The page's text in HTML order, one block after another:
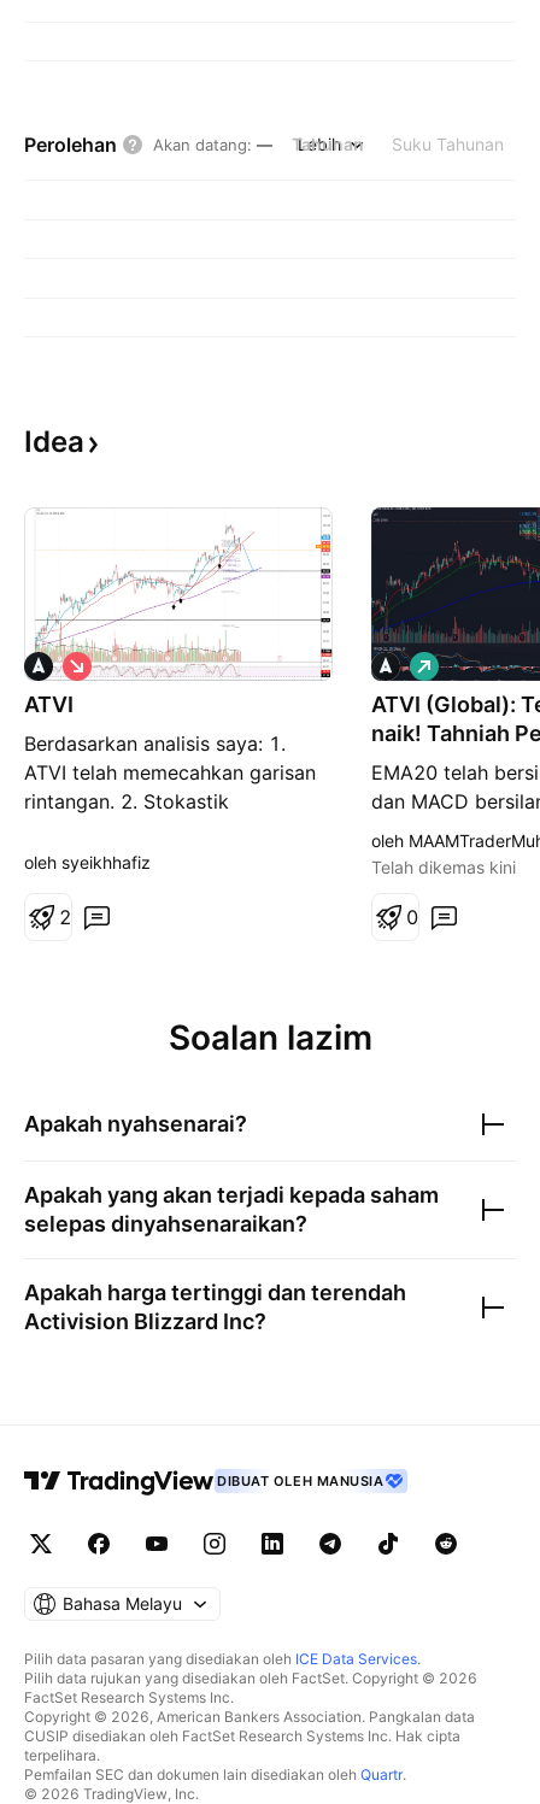
Perolehan Akan datang: — Tahunan Suku Tahunan
Lebih
Idea
ATVI
Berdasarkan analisis saya: 1.
ATVI telah memecahkan garisan
rintangan. 2. Stokastik
menurun. 3. Dijangka ATVI akan
S
i
n
k
a
t
oleh syeikhhafiz
2
ATVI (Global):
naik! Tahniah
EMA20 telah
dan MACD
bullish. Harga
membuat
menerusikan
P
a
n
a
n
g
oleh
Telah dikemas kini
0
Soalan lazim
Apakah nyahsenarai?
Apakah yang akan terjadi kepada saham
selepas dinyahsenaraikan?
Apakah harga tertinggi dan terendah
Activision Blizzard Inc?
DIBUAT OLEH MANUSIA
Bahasa Melayu
Pilih data pasaran yang disediakan oleh ICE Data Services.
Pilih data rujukan yang disediakan oleh FactSet. Copyright © 2026
FactSet Research Systems Inc.
Copyright © 2026, American Bankers Association. Pangkalan data
CUSIP disediakan oleh FactSet Research Systems Inc. Hak cipta
terpelihara.
Pemfailan SEC dan dokumen lain disediakan oleh Quartr.
© 2026 TradingView, Inc.